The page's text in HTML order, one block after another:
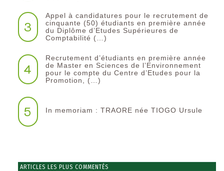
3
Appel à candidatures pour le recrutement de
cinquante (50) étudiants en première année
du Diplôme d’Etudes Supérieures de
Comptabilité (…)
4
Recrutement d’étudiants en première année
de Master en Sciences de l’Environnement
pour le compte du Centre d’Etudes pour la
Promotion, (…)
5 In memoriam : TRAORE née TIOGO Ursule
ARTICLES LES PLUS COMMENTÉS